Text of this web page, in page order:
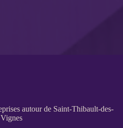
autour de Saint-Thibault-des-
Vignes